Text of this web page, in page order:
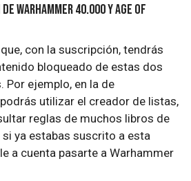
Warhammer 40.000 y Age of
con la suscripción, tendrás
bloqueado de estas dos
Por ejemplo, en la de
utilizar el creador de listas,
reglas de muchos libros de
ya estabas suscrito a esta
a cuenta pasarte a Warhammer